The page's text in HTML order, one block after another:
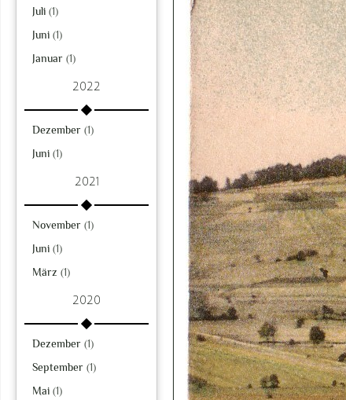
Juli (1)
Juni (1)
Januar (1)
2022
Dezember (1)
Juni (1)
2021
November (1)
Juni (1)
März (1)
2020
Dezember (1)
September (1)
Mai (1)